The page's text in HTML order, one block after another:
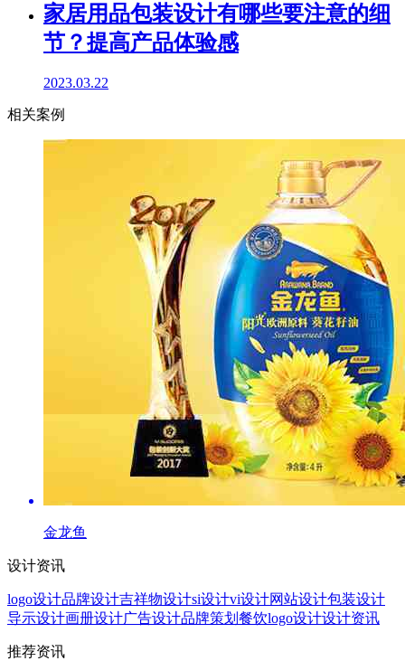
家居用品包装设计有哪些要注意的细
节？提高产品体验感
2023.03.22
相关案例
金龙鱼
设计资讯
logo设计品牌设计吉祥物设计si设计vi设计网站设计包装设计
导示设计画册设计广告设计品牌策划 餐饮logo设计设计资讯
推荐资讯